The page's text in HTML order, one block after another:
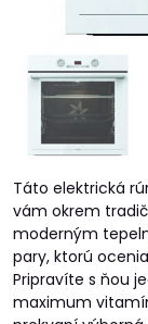
Táto elektrická
vám okrem
moderným
pary, ktorú
Pripravíte s ňou
maximum